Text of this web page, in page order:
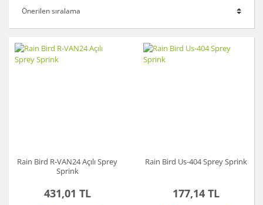
Rain Bird R-VAN24 Açılı Sprey
Sprink
431,01 TL
Rain Bird Us-404 Sprey Sprink
177,14 TL